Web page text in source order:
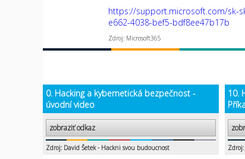
https://support.microsoft.com/sk-
e662-4038-bef5-bdf8ee47b17b
Zdroj: Microsoft365
0. Hacking a kybernetická bezpečnost -
úvodní video
zobraziť odkaz
Zdroj: David Šetek - Hackni svou budoucnost
10.